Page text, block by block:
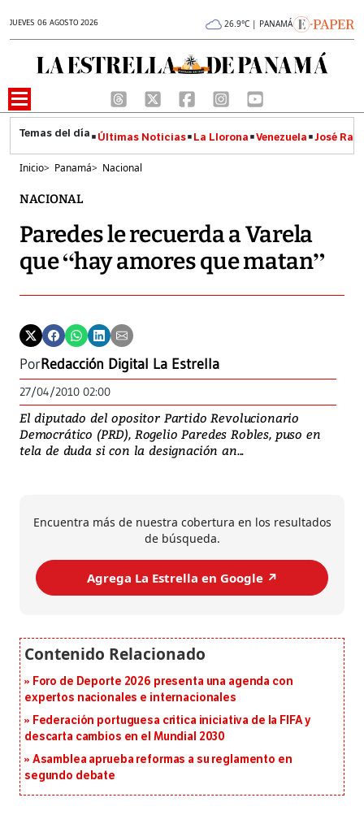
JUEVES 06 AGOSTO 2026 26.9°C | PANAMÁ
Últimas Noticias La Llorona Venezuela José
Inicio> Panamá> Nacional
NACIONAL
Paredes le recuerda a Varela
que “hay amores que matan”
PorRedacción Digital La Estrella
27/04/2010 02:00
El diputado del opositor Partido Revolucionario
Democrático (PRD), Rogelio Paredes Robles, puso en
tela de duda si con la designación an...
Encuentra más de nuestra cobertura en los resultados
de búsqueda.
Agrega La Estrella en Google ↗️
Foro de Deporte 2026 presenta una agenda con
expertos nacionales e internacionales
Federación portuguesa critica iniciativa de la FIFA y
descarta cambios en el Mundial 2030
Asamblea aprueba reformas a su reglamento en
segundo debate